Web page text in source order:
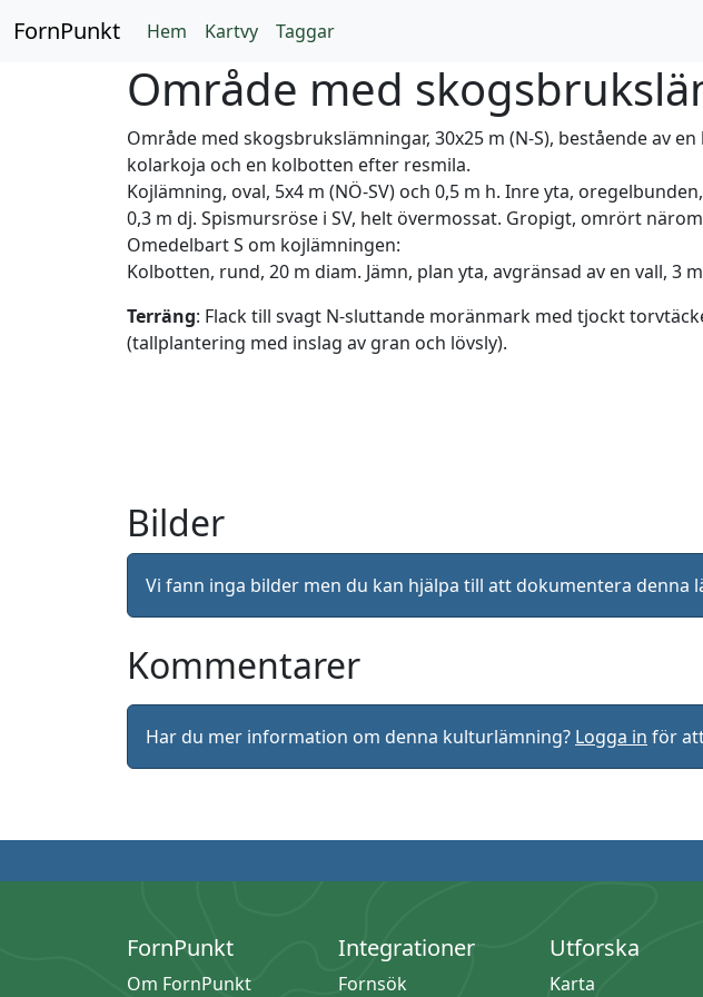
FornPunkt Hem Kartvy Taggar
Område med
Område med skogsbrukslämningar, 30x25 m (N-S), bestående av
kolarkoja och en kolbotten efter resmila.
Kojlämning, oval, 5x4 m (NÖ-SV) och 0,5 m h. Inre yta,
0,3 m dj. Spismursröse i SV, helt övermossat. Gropigt, omrört
Omedelbart S om kojlämningen:
Kolbotten, rund, 20 m diam. Jämn, plan yta, avgränsad av en vall, 3
Terräng: Flack till svagt N-sluttande moränmark med tjockt
(tallplantering med inslag av gran och lövsly).
Bilder
Vi fann inga bilder men du kan hjälpa till att dokumentera denna
Kommentarer
Har du mer information om denna kulturlämning? Logga in för
FornPunkt
Om FornPunkt
Integrationer
Fornsök
Utforska
Karta